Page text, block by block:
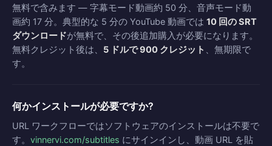
無料で含みます — 字幕モード動画約 50 分、音声モード動
画約 17 分。典型的な 5 分の YouTube 動画では 10 回の SRT
ダウンロードが無料で、その後追加購入が必要になります。
無料クレジット後は、 5 ドルで 900 クレジット 、無期限で
す。
何かインストールが必要ですか?
URL ワークフローではソフトウェアのインストールは不要で
す。 vinnervi.com/subtitles にサインインし、動画 URL を貼